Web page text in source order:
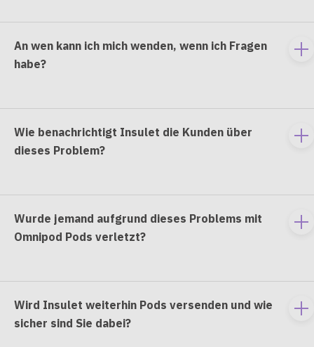
An wen kann ich mich wenden, wenn ich Fragen
habe?
Wie benachrichtigt Insulet die Kunden über
dieses Problem?
Wurde jemand aufgrund dieses Problems mit
Omnipod Pods verletzt?
Wird Insulet weiterhin Pods versenden und wie
sicher sind Sie dabei?